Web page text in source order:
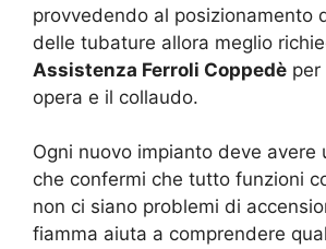
provvedendo al posizionamento
delle tubature allora meglio
Assistenza Ferroli Coppedè per
opera e il collaudo.
Ogni nuovo impianto deve avere
che confermi che tutto funzioni
non ci siano problemi di
fiamma aiuta a comprendere